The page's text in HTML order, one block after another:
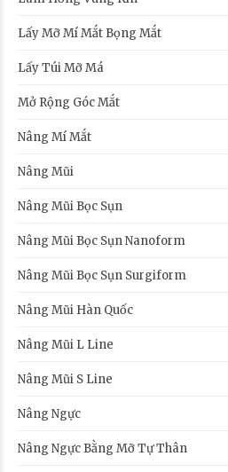
Lấy Mỡ Mí Mắt Bọng Mắt
Lấy Túi Mỡ Má
Mở Rộng Góc Mắt
Nâng Mí Mắt
Nâng Mũi
Nâng Mũi Bọc Sụn
Nâng Mũi Bọc Sụn Nanoform
Nâng Mũi Bọc Sụn Surgiform
Nâng Mũi Hàn Quốc
Nâng Mũi L Line
Nâng Mũi S Line
Nâng Ngực
Nâng Ngực Bằng Mỡ Tự Thân